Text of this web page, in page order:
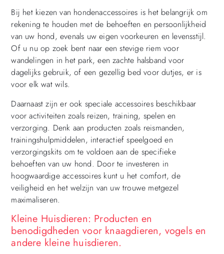
Bij het kiezen van hondenaccessoires is het belangrijk om
rekening te houden met de behoeften en persoonlijkheid
van uw hond, evenals uw eigen voorkeuren en levensstijl.
Of u nu op zoek bent naar een stevige riem voor
wandelingen in het park, een zachte halsband voor
dagelijks gebruik, of een gezellig bed voor dutjes, er is
voor elk wat wils.
Daarnaast zijn er ook speciale accessoires beschikbaar
voor activiteiten zoals reizen, training, spelen en
verzorging. Denk aan producten zoals reismanden,
trainingshulpmiddelen, interactief speelgoed en
verzorgingskits om te voldoen aan de specifieke
behoeften van uw hond. Door te investeren in
hoogwaardige accessoires kunt u het comfort, de
veiligheid en het welzijn van uw trouwe metgezel
maximaliseren.
Kleine Huisdieren: Producten en
benodigdheden voor knaagdieren, vogels en
andere kleine huisdieren.